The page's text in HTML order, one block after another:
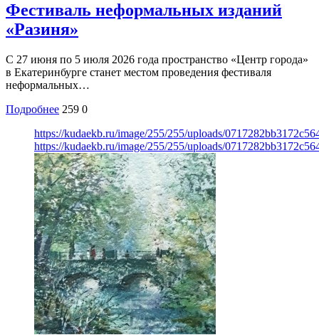
Фестиваль неформальных изданий
«Разиня»
С 27 июня по 5 июля 2026 года пространство «Центр города»
в Екатеринбурге станет местом проведения фестиваля
неформальных…
Подробнее 259 0
https://kudaekb.ru/image/255/255/uploads/
https://kudaekb.ru/image/255/255/uploads/